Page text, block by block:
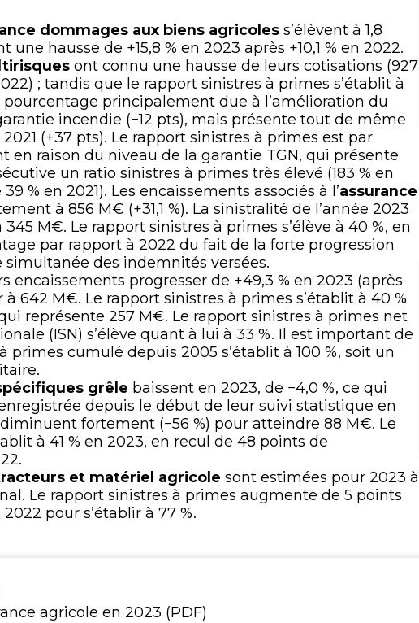
dommages aux biens agricoles s’élèvent à 1,8
hausse de +15,8 % en 2023 après +10,1 % en 2022.
ont connu une hausse de leurs cotisations (927
; tandis que le rapport sinistres à primes s’établit à
pourcentage principalement due à l’amélioration du
incendie (−12 pts), mais présente tout de même
(+37 pts). Le rapport sinistres à primes est par
en raison du niveau de la garantie TGN, qui présente
un ratio sinistres à primes très élevé (183 % en
% en 2021). Les encaissements associés à l’assurance
à 856 M€ (+31,1 %). La sinistralité de l’année 2023
345 M€. Le rapport sinistres à primes s’élève à 40 %, en
par rapport à 2022 du fait de la forte progression
des indemnités versées.
encaissements progresser de +49,3 % en 2023 (après
à 642 M€. Le rapport sinistres à primes s’établit à 40 %
représente 257 M€. Le rapport sinistres à primes net
(ISN) s’élève quant à lui à 33 %. Il est important de
primes cumulé depuis 2005 s’établit à 100 %, soit un
grêle baissent en 2023, de −4,0 %, ce qui
depuis le début de leur suivi statistique en
fortement (−56 %) pour atteindre 88 M€. Le
à 41 % en 2023, en recul de 48 points de
et matériel agricole sont estimées pour 2023 à
Le rapport sinistres à primes augmente de 5 points
pour s’établir à 77 %.
agricole en 2023 (PDF)